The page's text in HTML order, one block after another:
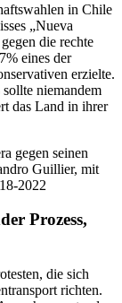
in Chile
„Nueva
die rechte
eines der
erzielte.
niemandem
das Land in ihrer
gegen seinen
Guillier, mit
2022
Prozess,
die sich
richten.